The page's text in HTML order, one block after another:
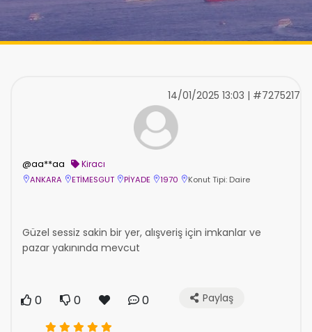
@aa**aa Kiracı
ANKARA ETİMESGUT PİYADE 1970 Konut Tipi: Daire
14/01/2025 13:03 | #7275217
Güzel sessiz sakin bir yer, alışveriş için imkanlar ve
pazar yakınında mevcut
0 0 0 Paylaş